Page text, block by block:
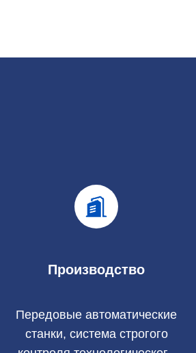
Производство
Передовые автоматические
станки, система строгого